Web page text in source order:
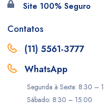
Site 100% Seguro
Contatos
(11) 5561-3777
WhatsApp
Segunda à Sexta: 8:30 –
Sábado: 8:30 – 15:00